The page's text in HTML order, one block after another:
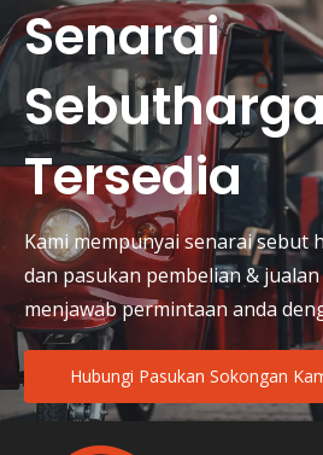
Bandingkan beca elektrik
Senarai
Tersedia
Kami mempunyai senarai sebut
dan pasukan pembelian &
menjawab permintaan anda
Hubungi Pasukan Sokongan